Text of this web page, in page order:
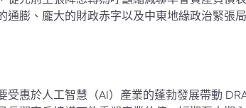
膨、龐大的財政赤字以及中東地緣政治緊張局
空間。專家預計將進入政策觀望期，重點將放
惠於人工智慧（AI）產業的蓬勃發展帶動